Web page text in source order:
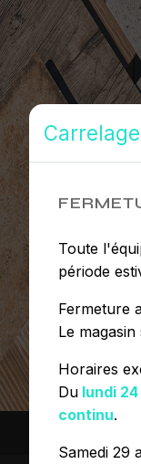
Toute
période
Fermeture
Le magasin
Horaires
Du lundi
continu.
Samedi 29